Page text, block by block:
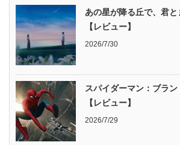
あの星が降る丘で、君と
【レビュー】
2026/7/30
スパイダーマン：ブラ
【レビュー】
2026/7/29